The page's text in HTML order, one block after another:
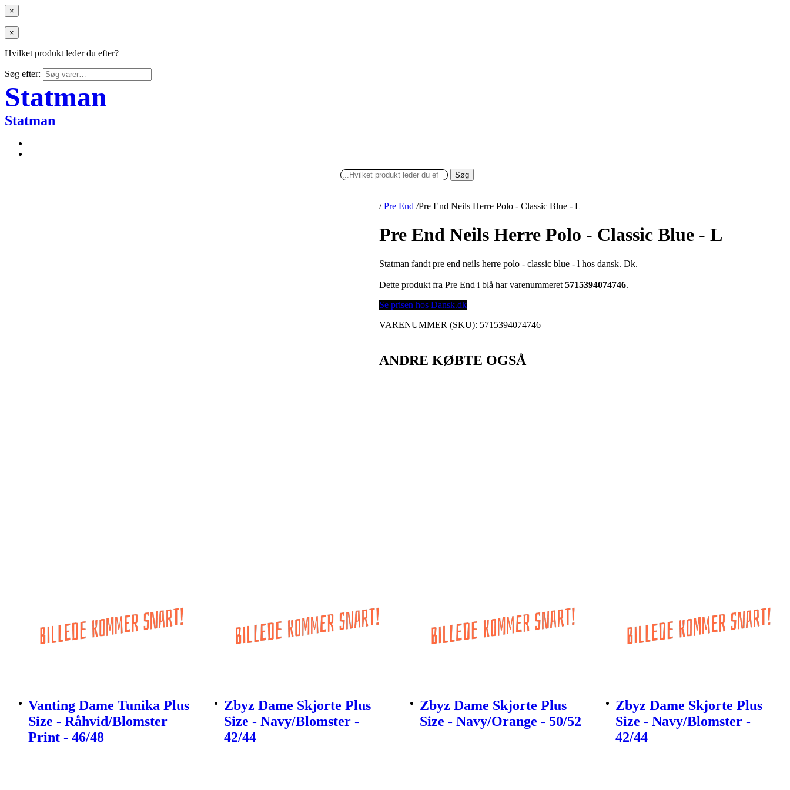
×
×
Hvilket produkt leder du efter?
Søg efter:
Statman
Statman
Søg
/ Pre End /Pre End Neils Herre Polo - Classic Blue - L
Pre End Neils Herre Polo - Classic Blue - L
Statman fandt pre end neils herre polo - classic blue - l hos dansk. Dk.
Dette produkt fra Pre End i blå har varenummeret5715394074746.
Se prisen hos Dansk.dk
VARENUMMER (SKU): 5715394074746
ANDRE KØBTE OGSÅ
Vanting Dame Tunika Plus
Size - Råhvid/Blomster
Print - 46/48
Zbyz Dame Skjorte Plus
Size - Navy/Blomster -
42/44
Zbyz Dame Skjorte Plus
Size - Navy/Orange - 50/52
Zbyz Dame Skjorte Plus
Size - Navy/Blomster -
42/44